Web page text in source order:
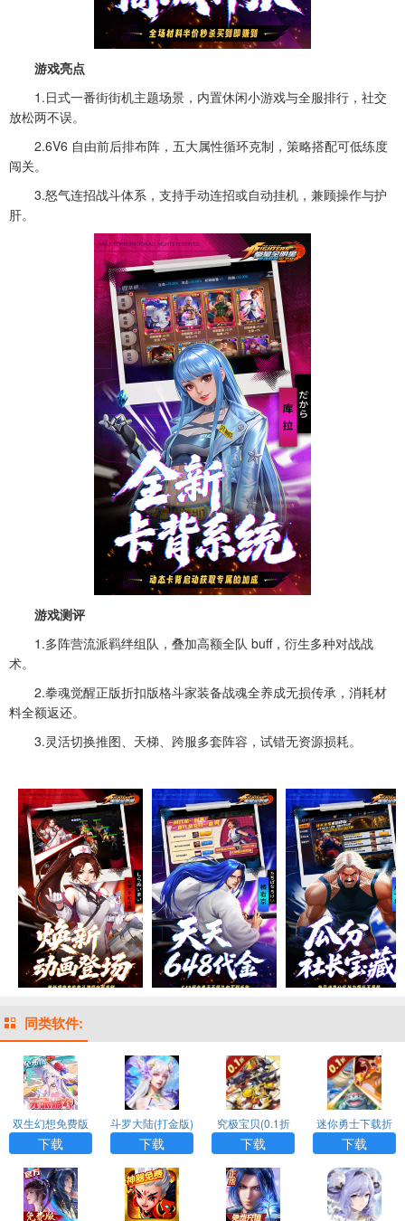
游戏亮点
1.日式一番街街机主题场景，内置休闲小游戏与全服排行，社交
放松两不误。
2.6V6 自由前后排布阵，五大属性循环克制，策略搭配可低练度
闯关。
3.怒气连招战斗体系，支持手动连招或自动挂机，兼顾操作与护
肝。
游戏测评
1.多阵营流派羁绊组队，叠加高额全队 buff，衍生多种对战战
术。
2.拳魂觉醒正版折扣版格斗家装备战魂全养成无损传承，消耗材
料全额返还。
3.灵活切换推图、天梯、跨服多套阵容，试错无资源损耗。
同类软件:
双生幻想免费版
下载
斗罗大陆(打金版)
下载
究极宝贝(0.1折
超究破限)
下载
迷你勇士下载折
扣版
下载